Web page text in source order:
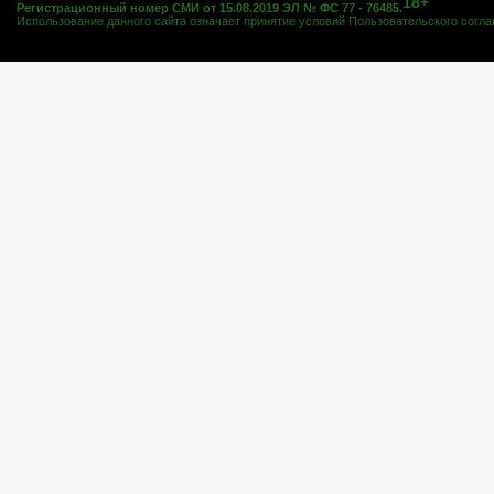
Регистрационный номер СМИ от 15.08.2019 ЭЛ № ФС 77 - 76485.
Использование данного сайта означает принятие условий Пользовательского